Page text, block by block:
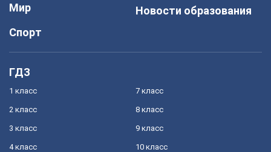
Мир
Спорт
Новости образования
ГДЗ
1 класс
2 класс
3 класс
4 класс
7 класс
8 класс
9 класс
10 класс